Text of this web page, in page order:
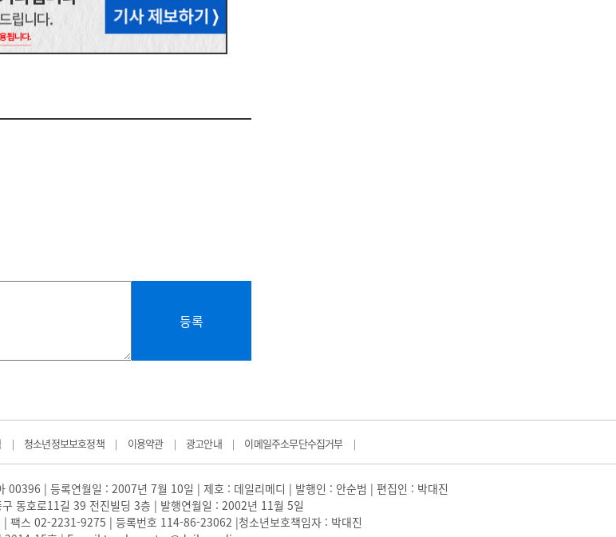
등록
| 청소년정보보호정책 | 이용약관 | 광고안내 | 이메일주소무단수집거부 |
00396 | 등록연월일 : 2007년 7월 10일 | 제호 : 데일리메디 | 발행인 : 안순범 | 편집인 : 박대진
동호로11길 39 전진빌딩 3층 | 발행연월일 : 2002년 11월 5일
팩스 02-2231-9275 | 등록번호 114-86-23062 |청소년보호책임자 : 박대진